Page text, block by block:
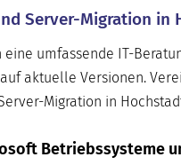
Server-Migration in
umfassende IT-
aktuelle Versionen.
Migration in
Betriebssysteme